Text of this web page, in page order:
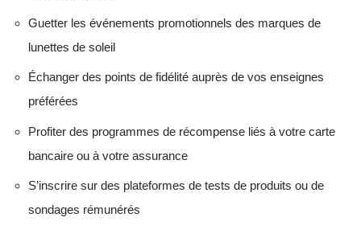
Guetter les événements promotionnels des marques de
lunettes de soleil
Échanger des points de fidélité auprès de vos enseignes
préférées
Profiter des programmes de récompense liés à votre carte
bancaire ou à votre assurance
S’inscrire sur des plateformes de tests de produits ou de
sondages rémunérés